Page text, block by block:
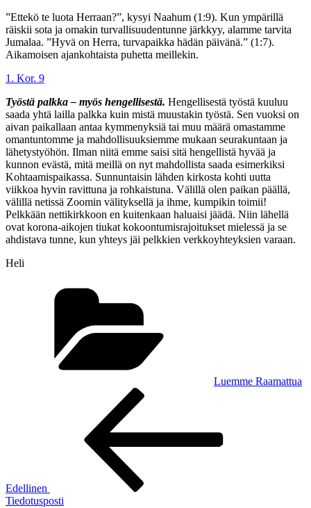
”Ettekö te luota Herraan?”, kysyi Naahum (1:9). Kun ympärillä
räiskii sota ja omakin turvallisuudentunne järkkyy, alamme tarvita
Jumalaa. ”Hyvä on Herra, turvapaikka hädän päivänä.” (1:7).
Aikamoisen ajankohtaista puhetta meillekin.
1. Kor. 9
Työstä palkka – myös hengellisestä. Hengellisestä työstä kuuluu
saada yhtä lailla palkka kuin mistä muustakin työstä. Sen vuoksi on
aivan paikallaan antaa kymmenyksiä tai muu määrä omastamme
omantuntomme ja mahdollisuuksiemme mukaan seurakuntaan ja
lähetystyöhön. Ilman niitä emme saisi sitä hengellistä hyvää ja
kunnon evästä, mitä meillä on nyt mahdollista saada esimerkiksi
Kohtaamispaikassa. Sunnuntaisin lähden kirkosta kohti uutta
viikkoa hyvin ravittuna ja rohkaistuna. Välillä olen paikan päällä,
välillä netissä Zoomin välityksellä ja ihme, kumpikin toimii!
Pelkkään nettikirkkoon en kuitenkaan haluaisi jäädä. Niin lähellä
ovat korona-aikojen tiukat kokoontumisrajoitukset mielessä ja se
ahdistava tunne, kun yhteys jäi pelkkien verkkoyhteyksien varaan.
Heli
Luemme Raamattua
Edellinen
Tiedotusposti